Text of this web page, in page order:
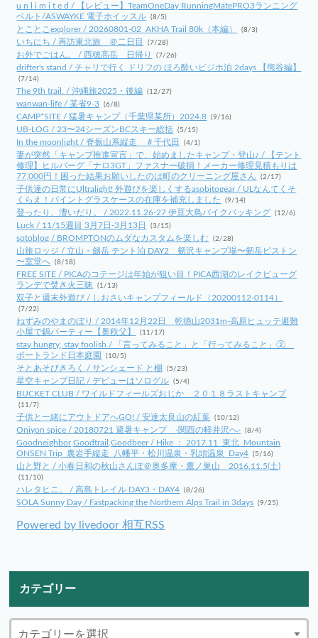
u n l i m i t e d / 【レビュー】TeamOneDay RunningMatePRO3ランニング
ベルト/ASWAYKE 電子ホイッスル (8/5)
とことこexplorer / 20260801-02_AKHA Trail 80k（本編） (8/3)
いちにち / 再訪東北旅 ＠二日目 (7/28)
お外でごはん。 / 西穂高岳 日帰り (7/26)
drifter's stand / チャリで行く ドリフの ほろ酔いビジホ泊 2days 【熊谷編】
(7/14)
The 9th trail. / 沖縄旅2025・後編 (12/27)
wanwan-life / 某省9-3 (6/8)
CAMP*SITE / 猛暑キャンプ（千葉県某所）2024.8 (9/16)
UB-LOG / 23〜24シーズンBCスキー総括 (5/15)
In the moonlight / 脊振山系縦走 ＃千代田 (4/1)
妻が突然「キャンプ推進宣言」で、始めましたキャンプ・登山♪ / 【テント
修理】ヒルバーグ「ナロ3GT」ファスナー破損！メーカー修理見積もりは
77,000円！困った結果お願いしたのは町のクリーニング屋さん
(2/17)
子供達の日常にUltralight! 外遊びを楽しくするasobitogear / ULなんてくそ
くらえ！パイントグラスケースの在庫を補充しました
(9/14)
登ったり、漕いだり。 / 2022.11.26-27 伊豆大島バイクパッキング (12/6)
Luck / 11/15週目 3月7日-3月13日 (3/15)
sotoblog / BROMPTONのムダなカスタムを楽しむ (2/28)
山旅ロッジ / 立山・劔岳 テント泊 DAY2 剱沢キャンプ場〜剱岳ピストン
〜室堂へ (8/18)
FREE SITE / PICAのコテージは年始が狙い目！PICA西湖のレイクビューグ
ランデで焚き火三昧
(1/13)
双子と週末外遊び / しおさいキャンプフィールド（20200112-0114）
(7/22)
ねずみのやまのぼり / 2014年12月22日 乾徳山2031m-高原ヒュッテ避難
小屋で鍋パーティー【奥秩父】
(11/17)
stay hungry, stay foolish / 「言ってみること」と「行ってみること」②
ポートランド日本庭園
(10/5)
そとあそびきろく / サンシェード と棚 (5/23)
星空キャンプ日記 / デビューはソログル (5/4)
BUCKET CLUB / ワイルドフィールズおじか ２０１８ラストキャンプ
(11/7)
子供と一緒にアウトドアへGO! / 安達太良山の紅葉 (10/12)
Oniyon spice / 20180721 避暑キャンプ -関西の軽井沢へ- (8/4)
Goodneighbor,Goodtrail,Goodbeer / Hike ： 2017.11_東北_Mountain
ONSEN Trip_裏岩手縦走_八幡平・松川温泉・乳頭温泉_Day4 (5/16)
山と野と / 小春日和の秋山さんぽ＠奥多摩・鷹ノ巣山 2016.11.5(土)
(11/10)
ハレタヒニ。 / 高島トレイル DAY3・DAY4 (8/26)
SOLA Sunny Day / Fastpacking the Northern Alps Trail in 3days (9/25)
Powered by livedoor 相互RSS
カテゴリー